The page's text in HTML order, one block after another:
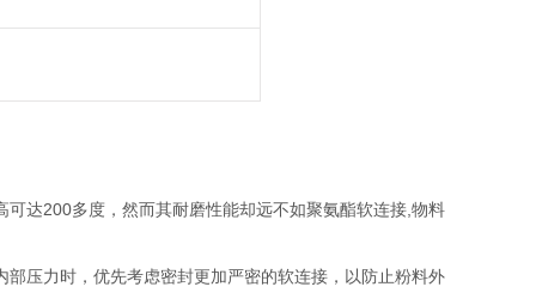
达200多度，然而其耐磨性能却远不如聚氨酯软连接,物料
压力时，优先考虑密封更加严密的软连接，以防止粉料外